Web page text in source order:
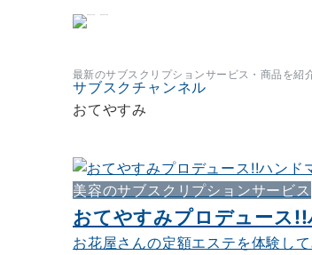
最新のサブスクリプションサービス・商品を紹
サブスクチャンネル
おてやすみ
美容のサブスクリプションサービス
おてやすみプロデュース
お花屋さんの定額エステを体験